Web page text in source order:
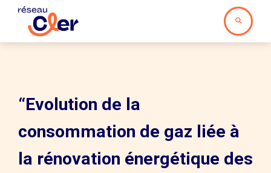
“Evolution de la
consommation de gaz liée à
la rénovation énergétique des